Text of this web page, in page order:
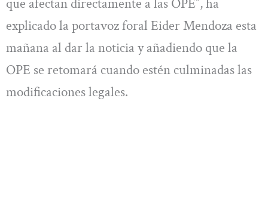
que afectan directamente a las OPE”, ha
explicado la portavoz foral Eider Mendoza esta
mañana al dar la noticia y añadiendo que la
OPE se retomará cuando estén culminadas las
modificaciones legales.